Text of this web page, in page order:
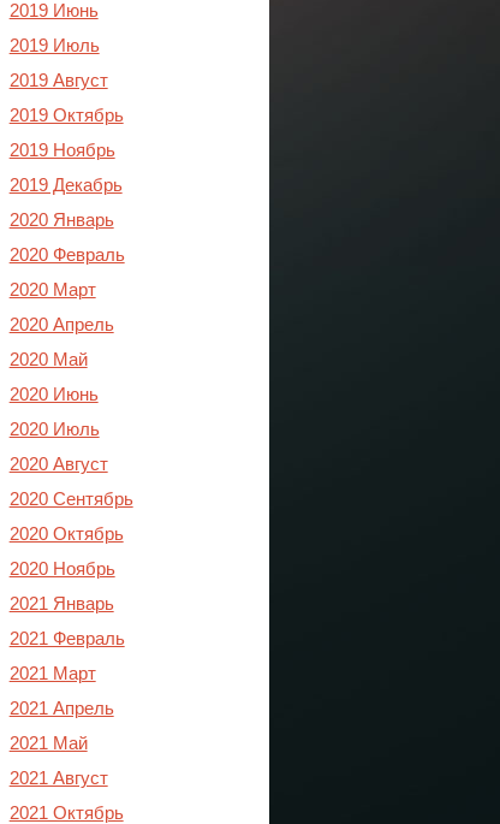
2019 Июнь
2019 Июль
2019 Август
2019 Октябрь
2019 Ноябрь
2019 Декабрь
2020 Январь
2020 Февраль
2020 Март
2020 Апрель
2020 Май
2020 Июнь
2020 Июль
2020 Август
2020 Сентябрь
2020 Октябрь
2020 Ноябрь
2021 Январь
2021 Февраль
2021 Март
2021 Апрель
2021 Май
2021 Август
2021 Октябрь